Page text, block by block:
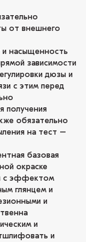
от внешнего
и насыщенность
зависимости
дюзы и
с этим перед
получения
обязательно
на тест –
базовая
окраске
с эффектом
глянцем и
и
и
и